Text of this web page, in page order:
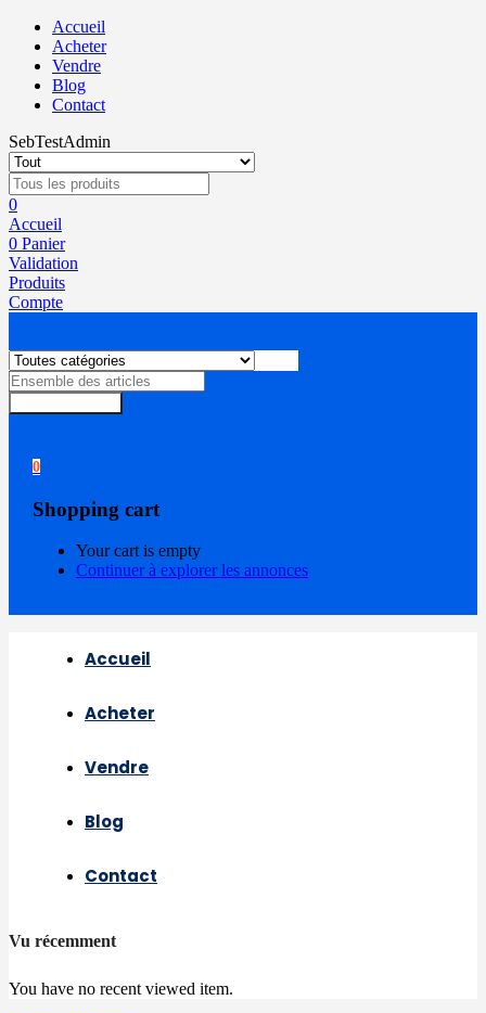
Accueil
Acheter
Vendre
Blog
Contact
SebTestAdmin
0
Accueil
0 Panier
Validation
Produits
Compte
0
Shopping cart
Your cart is empty
Continuer à explorer les annonces
Accueil
Acheter
Vendre
Blog
Contact
Vu récemment
You have no recent viewed item.